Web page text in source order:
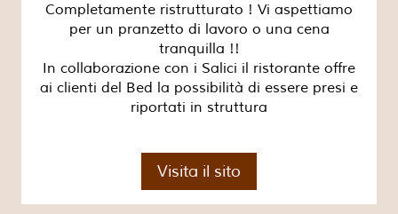
Completamente ristrutturato ! Vi aspettiamo
per un pranzetto di lavoro o una cena
tranquilla !!
In collaborazione con i Salici il ristorante offre
ai clienti del Bed la possibilità di essere presi e
riportati in struttura
Visita il sito